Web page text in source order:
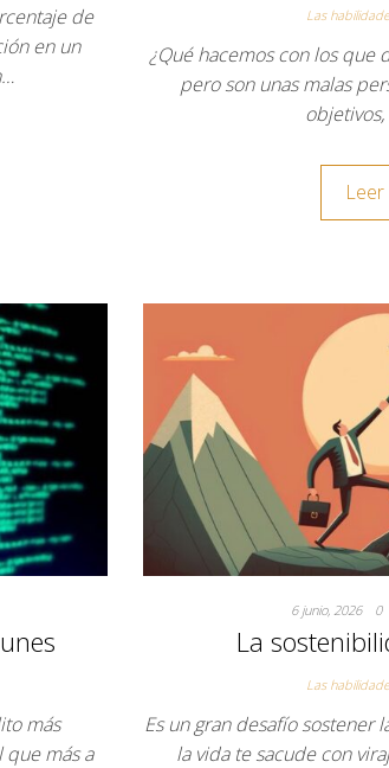
de
en un
Las
¿Qué hacemos con los que
pero son unas malas
Leer
más
más a
6 junio, 2026 0
La
Las
Es un gran desafío sostener
la vida te sacude con